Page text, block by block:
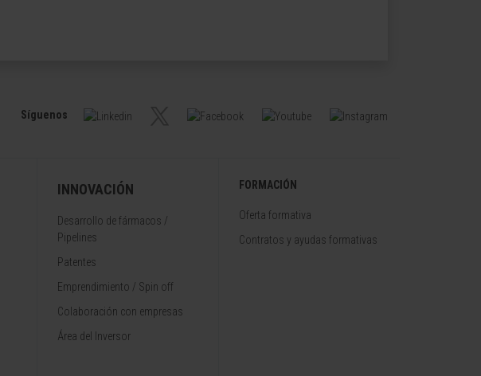
Síguenos
INNOVACIÓN
Desarrollo de fármacos /
Pipelines
Patentes
Emprendimiento / Spin off
Colaboración con empresas
Área del Inversor
FORMACIÓN
Oferta formativa
Contratos y ayudas formativas